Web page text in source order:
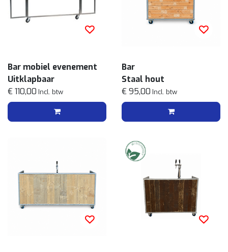
Bar mobiel evenement
Uitklapbaar
€ 110,00 Incl. btw
Bar
Staal hout
€ 95,00 Incl. btw